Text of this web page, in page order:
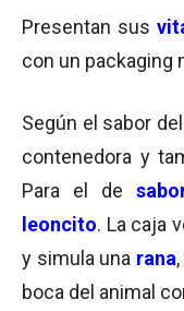
Presentan sus
con un packaging
Según el sabor
contenedora y
Para el de
leoncito. La caja
y simula una rana
boca del animal